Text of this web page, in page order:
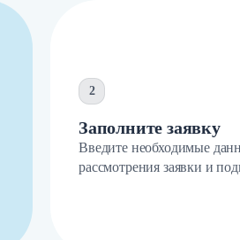
2
Заполните заявку
Введите необходимые
рассмотрения заявки и